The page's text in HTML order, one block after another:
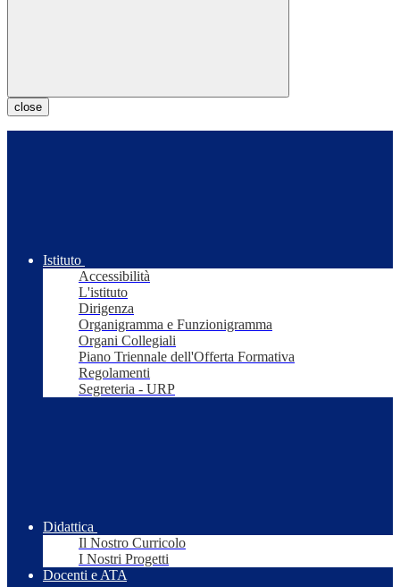
close
Istituto
Accessibilità
L'istituto
Dirigenza
Organigramma e Funzionigramma
Organi Collegiali
Piano Triennale dell'Offerta Formativa
Regolamenti
Segreteria - URP
Didattica
Il Nostro Curricolo
I Nostri Progetti
Docenti e ATA